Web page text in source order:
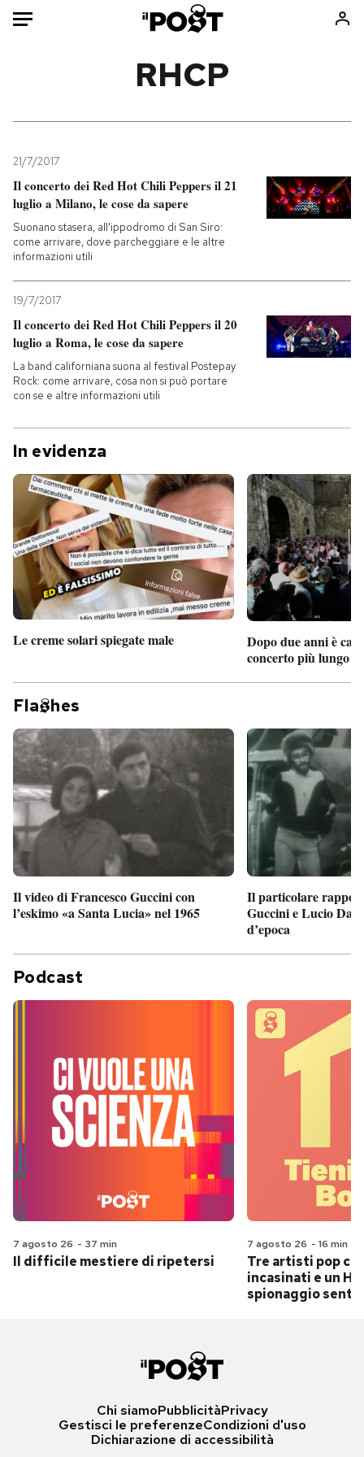
Mondo
Politica
Tecnologia
Internet
Scienza
Economia
Sport
Consumismi
Ok Boomer!
Mondiali calcio 2026
PODCAST
NEWSLETTER
I MIEI PREFERITI
SHOP
CALENDARIO
Entra
RHCP
21/7/2017
Il concerto dei Red Hot Chili Peppers il 21
luglio a Milano, le cose da sapere
Suonano stasera, all'ippodromo di San Siro:
come arrivare, dove parcheggiare e le altre
informazioni utili
19/7/2017
Il concerto dei Red Hot Chili Peppers il 20
luglio a Roma, le cose da sapere
La band californiana suona al festival Postepay
Rock: come arrivare, cosa non si può portare
con se e altre informazioni utili
In evidenza
Le creme solari spiegate male
Dopo due anni è
concerto più lungo
Fla hes
Il video di Francesco Guccini con
l’eskimo «a Santa Lucia» nel 1965
Il particolare
Guccini e Lucio
d’epoca
Podcast
7 agosto 26 - 37 min
Il difficile mestiere di ripetersi
7 agosto 26 - 16 min
Tre artisti pop
incasinati e un
spionaggio
Chi siamoPubblicitàPrivacy
Gestisci le preferenzeCondizioni d'uso
Dichiarazione di accessibilità